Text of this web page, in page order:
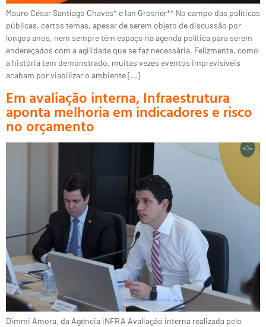
Mauro César Santiago Chaves* e Ian Grosner** No campo das políticas
públicas, certos temas, apesar de serem objeto de discussão por
longos anos, nem sempre têm espaço na agenda política para serem
endereçados com a agilidade que se faz necessária. Felizmente, como
a história tem demonstrado, muitas vezes eventos imprevisíveis
acabam por viabilizar o ambiente […]
Em avaliação interna, Infraestrutura
aponta melhoria em indicadores e risco
no orçamento
Dimmi Amora, da Agência iNFRA Avaliação interna realizada pelo